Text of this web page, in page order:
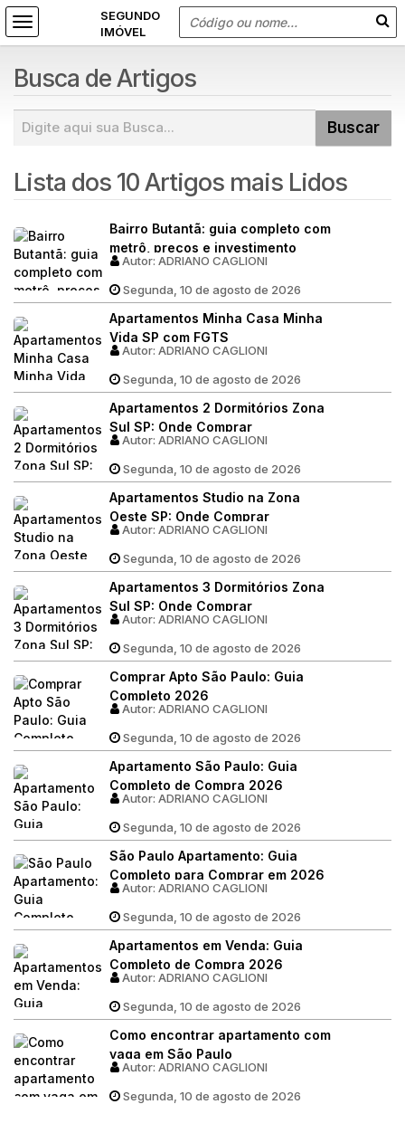
Busca de Artigos
Lista dos 10 Artigos mais Lidos
Bairro Butantã: guia completo com
metrô, preços e investimento
Autor: ADRIANO CAGLIONI
Segunda, 10 de agosto de 2026
Apartamentos Minha Casa Minha
Vida SP com FGTS
Autor: ADRIANO CAGLIONI
Segunda, 10 de agosto de 2026
Apartamentos 2 Dormitórios Zona
Sul SP: Onde Comprar
Autor: ADRIANO CAGLIONI
Segunda, 10 de agosto de 2026
Apartamentos Studio na Zona
Oeste SP: Onde Comprar
Autor: ADRIANO CAGLIONI
Segunda, 10 de agosto de 2026
Apartamentos 3 Dormitórios Zona
Sul SP: Onde Comprar
Autor: ADRIANO CAGLIONI
Segunda, 10 de agosto de 2026
Comprar Apto São Paulo: Guia
Completo 2026
Autor: ADRIANO CAGLIONI
Segunda, 10 de agosto de 2026
Apartamento São Paulo: Guia
Completo de Compra 2026
Autor: ADRIANO CAGLIONI
Segunda, 10 de agosto de 2026
São Paulo Apartamento: Guia
Completo para Comprar em 2026
Autor: ADRIANO CAGLIONI
Segunda, 10 de agosto de 2026
Apartamentos em Venda: Guia
Completo de Compra 2026
Autor: ADRIANO CAGLIONI
Segunda, 10 de agosto de 2026
Como encontrar apartamento com
vaga em São Paulo
Autor: ADRIANO CAGLIONI
Segunda, 10 de agosto de 2026